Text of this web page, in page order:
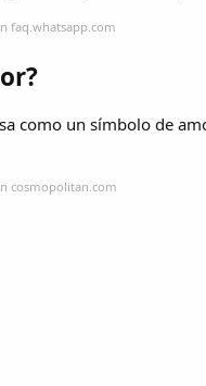
faq.whatsapp.com
como un símbolo de
cosmopolitan.com